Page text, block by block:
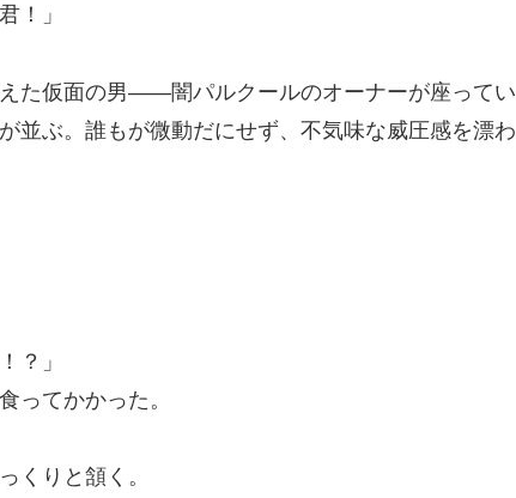
！」
た仮面の男――闇パルクールのオーナーが座ってい
並ぶ。誰もが微動だにせず、不気味な威圧感を漂わ
？」
ってかかった。
くりと頷く。